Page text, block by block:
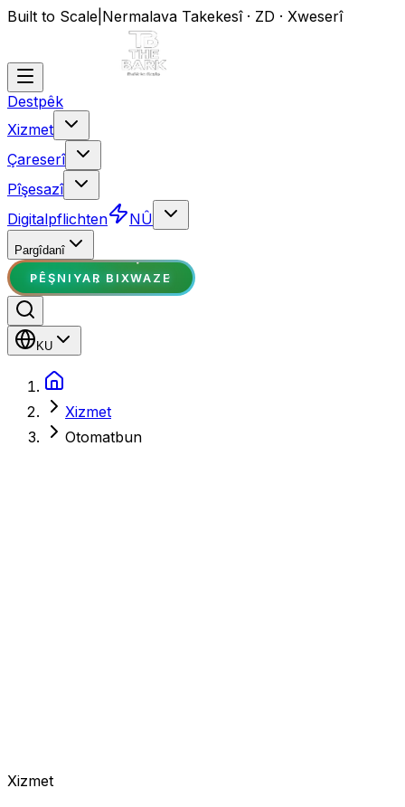
Built to Scale Nermalava Takekesî · ZD · Xweserî
Destpêk
Xizmet
Çareserî
Pîşesazî
Digitalpflichten
NÛ
Pargîdanî
PÊŞNIYAR BIXWAZE
KU
Xizmet
Otomatbun
Xizmet